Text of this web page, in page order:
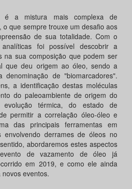
é a mistura mais complexa de
o que sempre trouxe um desafio aos
de sua totalidade. Com o
foi possível descobrir a
na sua composição que podem ser
que deu origem ao óleo, sendo a
de "biomarcadores".
a identificação destas moléculas
do paleoambiente de origem do
térmica, do estado de
permitir a correlação óleo-óleo e
das principais ferramentas em
envolvendo derrames de óleos no
abordaremos estes aspectos
de vazamento de óleo já
em 2019, e como ele ainda
eventos.